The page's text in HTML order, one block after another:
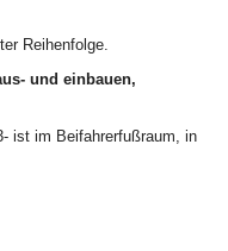
Reihenfolge.
und einbauen,
ist im Beifahrerfußraum, in